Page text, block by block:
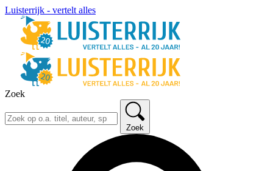
Luisterrijk - vertelt alles
Zoek
Zoek